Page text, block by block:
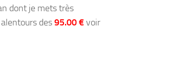
dont je mets très
des95.00 €voir